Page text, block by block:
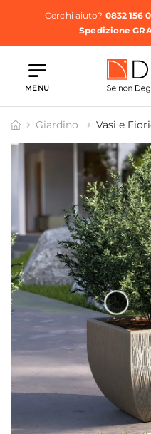
Cerchi aiuto? 0832 156
Spedizione
MENU
Giardino Vasi e